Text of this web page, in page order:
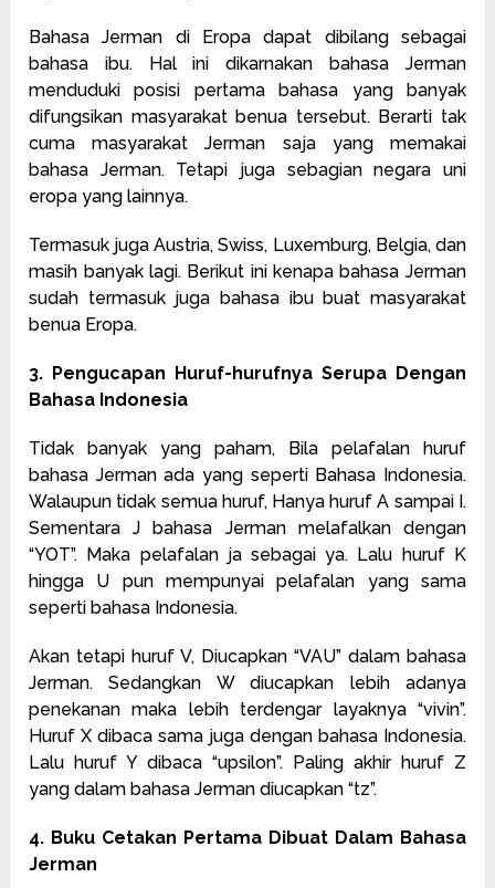
Bahasa Jerman di Eropa dapat dibilang sebagai
bahasa ibu. Hal ini dikarnakan bahasa Jerman
menduduki posisi pertama bahasa yang banyak
difungsikan masyarakat benua tersebut. Berarti tak
cuma masyarakat Jerman saja yang memakai
bahasa Jerman. Tetapi juga sebagian negara uni
eropa yang lainnya.
Termasuk juga Austria, Swiss, Luxemburg, Belgia, dan
masih banyak lagi. Berikut ini kenapa bahasa Jerman
sudah termasuk juga bahasa ibu buat masyarakat
benua Eropa.
3. Pengucapan Huruf-hurufnya Serupa Dengan
Bahasa Indonesia
Tidak banyak yang paham, Bila pelafalan huruf
bahasa Jerman ada yang seperti Bahasa Indonesia.
Walaupun tidak semua huruf, Hanya huruf A sampai I.
Sementara J bahasa Jerman melafalkan dengan
“YOT”. Maka pelafalan ja sebagai ya. Lalu huruf K
hingga U pun mempunyai pelafalan yang sama
seperti bahasa Indonesia.
Akan tetapi huruf V, Diucapkan “VAU” dalam bahasa
Jerman. Sedangkan W diucapkan lebih adanya
penekanan maka lebih terdengar layaknya “vivin”.
Huruf X dibaca sama juga dengan bahasa Indonesia.
Lalu huruf Y dibaca “upsilon”. Paling akhir huruf Z
yang dalam bahasa Jerman diucapkan “tz”.
4. Buku Cetakan Pertama Dibuat Dalam Bahasa
Jerman